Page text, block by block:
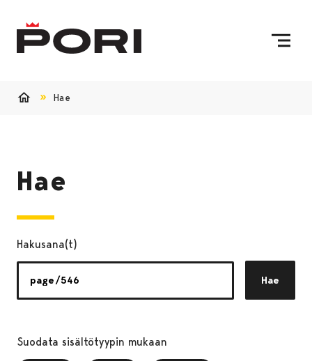
Hae
Hae
Hakusana(t)
Hae
Suodata sisältötyypin mukaan